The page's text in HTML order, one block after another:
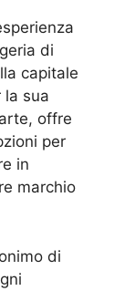
di
capitale
la sua
offre
per
in
marchio
di